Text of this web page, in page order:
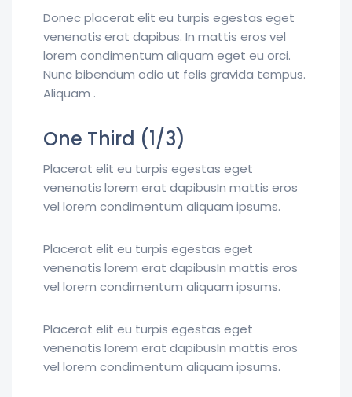
Donec placerat elit eu turpis egestas eget
venenatis erat dapibus. In mattis eros vel
lorem condimentum aliquam eget eu orci.
Nunc bibendum odio ut felis gravida tempus.
Aliquam .
One Third (1/3)
Placerat elit eu turpis egestas eget
venenatis lorem erat dapibusIn mattis eros
vel lorem condimentum aliquam ipsums.
Placerat elit eu turpis egestas eget
venenatis lorem erat dapibusIn mattis eros
vel lorem condimentum aliquam ipsums.
Placerat elit eu turpis egestas eget
venenatis lorem erat dapibusIn mattis eros
vel lorem condimentum aliquam ipsums.